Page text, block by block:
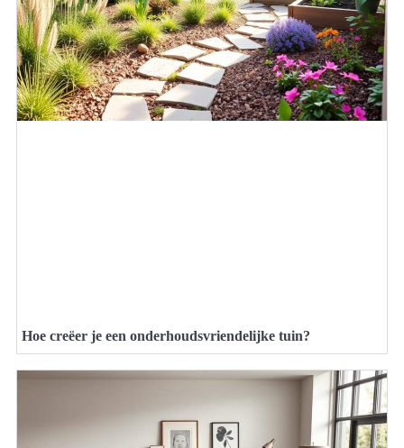
Hoe creëer je een onderhoudsvriendelijke tuin?